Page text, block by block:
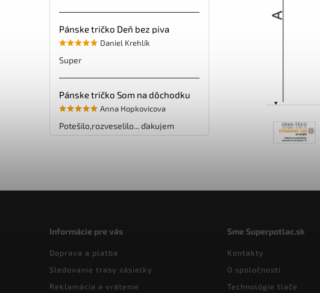
Pánske tričko Deň bez piva
Daniel Krehlík
Super
Pánske tričko Som na dôchodku
Anna Hopkovicova
Potešilo,rozveselilo... ďakujem
Informácie pre vás
Doprava a platba
Sledovanie trasy zásielky
Reklamácia a vrátenie
Sme Superpotlac.sk
Kontakty
O spoločnosti
Technológie tlače